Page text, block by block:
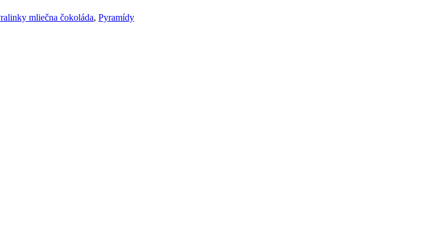
mliečna čokoláda, Pyramídy